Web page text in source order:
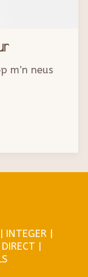
m’n neus
INTEGER |
|